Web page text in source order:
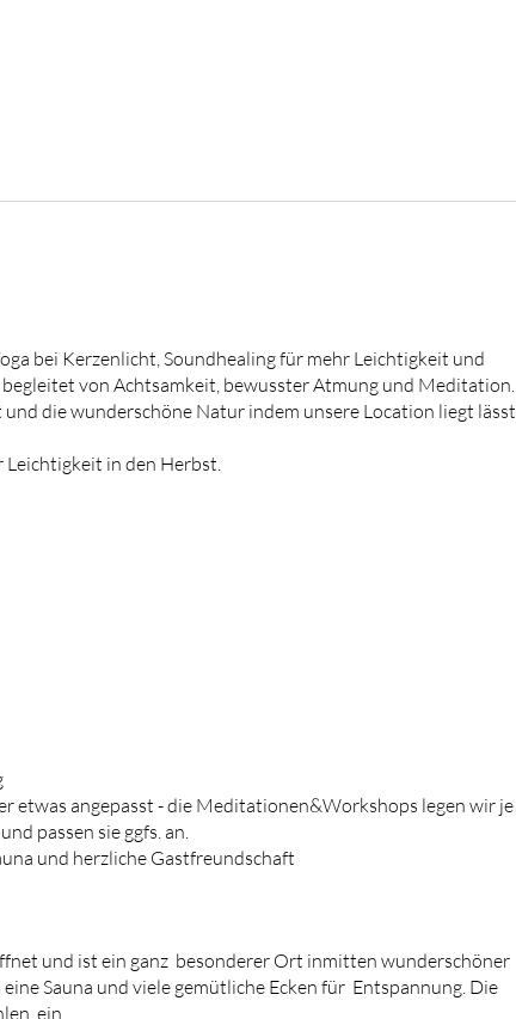
bei Kerzenlicht, Soundhealing für mehr Leichtigkeit und
von Achtsamkeit, bewusster Atmung und Meditation.
die wunderschöne Natur indem unsere Location liegt lässt
Leichtigkeit in den Herbst.
etwas angepasst - die Meditationen&Workshops legen wir je
passen sie ggfs. an.
und herzliche Gastfreundschaft
und ist ein ganz besonderer Ort inmitten wunderschöner
Sauna und viele gemütliche Ecken für Entspannung. Die
ein.